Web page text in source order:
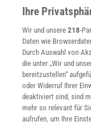
Presse
Verträge kündigen
Widerruf
INFO
Mediadaten
Datenschutz
Cookie-
Utiq verwalten
Ihre
Wir und unsere218-
Daten wie
Durch Auswahl von
die unter „Wir und
bereitzustellen“
oder Widerruf Ihrer
deaktiviert sind, sind
mehr so relevant für
aufrufen, um Ihre